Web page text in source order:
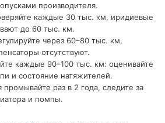
производителя.
каждые 30 тыс. км, иридиевые
до 60 тыс. км.
через 60–80 тыс. км,
отсутствуют.
каждые 90–100 тыс. км: оценивайте
и состояние натяжителей.
раз в 2 года, следите за
и помпы.